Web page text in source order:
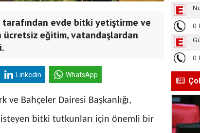
evde bitki yetiştirme ve
ücretsiz eğitim, vatandaşlardan
Linkedin WhatsApp
ve Bahçeler Dairesi Başkanlığı,
bitki tutkunları için önemli bir